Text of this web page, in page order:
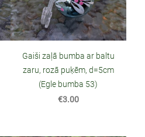
Gaiši zaļā bumba ar baltu
zaru, rozā puķēm, d=5cm
(Egle bumba 53)
€3.00